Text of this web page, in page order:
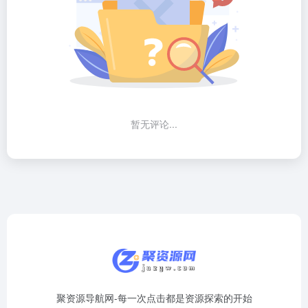
暂无评论...
聚资源导航网-每一次点击都是资源探索的开始